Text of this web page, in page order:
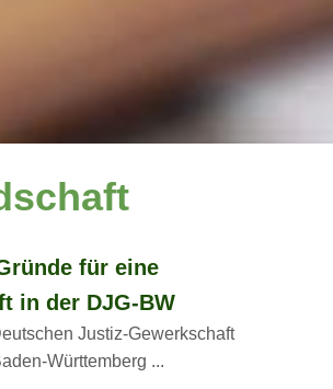
für eine
in der DJG-BW
Justiz-Gewerkschaft
Württemberg ...